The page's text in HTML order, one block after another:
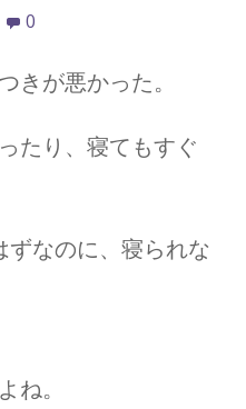
0
きが悪かった。
たり、寝てもすぐ
なのに、寝られな
ね。